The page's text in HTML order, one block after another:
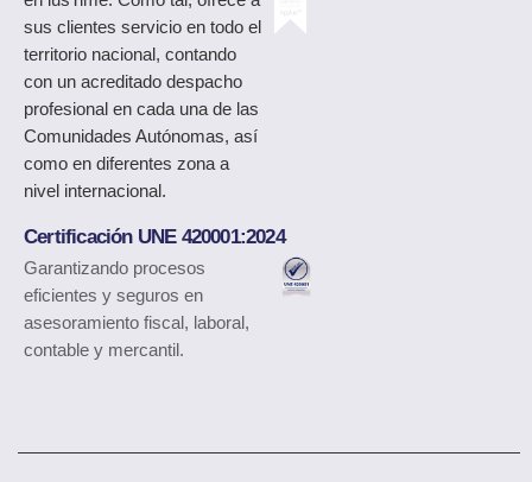
sus clientes servicio en todo el
territorio nacional, contando
con un acreditado despacho
profesional en cada una de las
Comunidades Autónomas, así
como en diferentes zona a
nivel internacional.
Certificación UNE 420001:2024
Garantizando procesos
eficientes y seguros en
asesoramiento fiscal, laboral,
contable y mercantil.